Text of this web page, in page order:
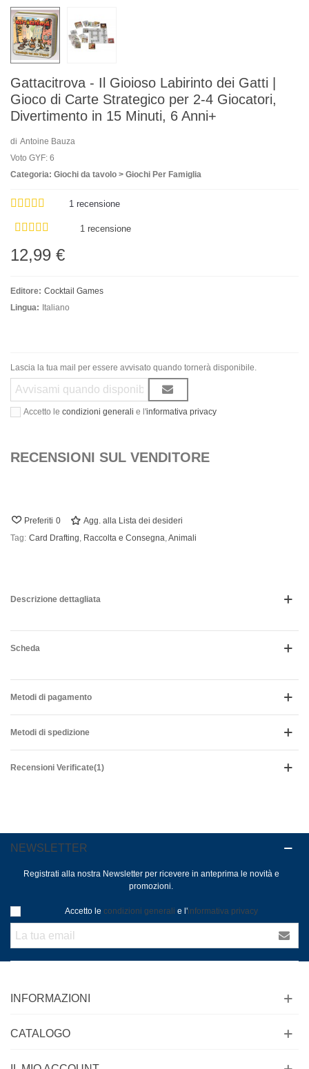
Gattacitrova - Il Gioioso Labirinto dei Gatti |
Gioco di Carte Strategico per 2-4 Giocatori,
Divertimento in 15 Minuti, 6 Anni+
di Antoine Bauza
Voto GYF: 6
Categoria: Giochi da tavolo > Giochi Per Famiglia
1 recensione
1 recensione
12,99 €
Editore: Cocktail Games
Lingua: Italiano
Lascia la tua mail per essere avvisato quando tornerà disponibile.
Accetto le condizioni generali e l'informativa privacy
RECENSIONI SUL VENDITORE
Preferiti 0
Agg. alla Lista dei desideri
Tag: Card Drafting, Raccolta e Consegna,Animali
Descrizione dettagliata
Scheda
Metodi di pagamento
Metodi di spedizione
Recensioni Verificate(1)
NEWSLETTER
Registrati alla nostra Newsletter per ricevere in anteprima le novità e
promozioni.
Accetto le condizioni generali e l'informativa privacy
INFORMAZIONI
CATALOGO